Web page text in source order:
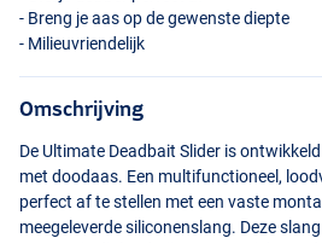
- Breng je aas op de gewenste diepte
- Milieuvriendelijk
Omschrijving
De Ultimate Deadbait Slider is
met doodaas. Een multifunctioneel,
perfect af te stellen met een vaste
meegeleverde siliconenslang. Deze